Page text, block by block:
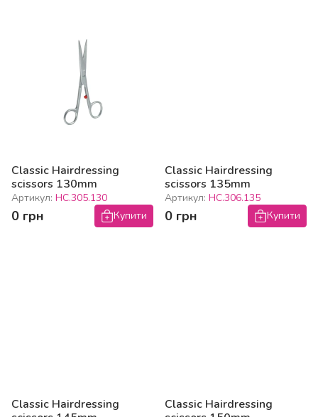
Classic Hairdressing
scissors 130mm
Артикул: HC.305.130
0 грн Купити
Classic Hairdressing
scissors 135mm
Артикул: HC.306.135
0 грн Купити
Classic Hairdressing
Classic Hairdressing